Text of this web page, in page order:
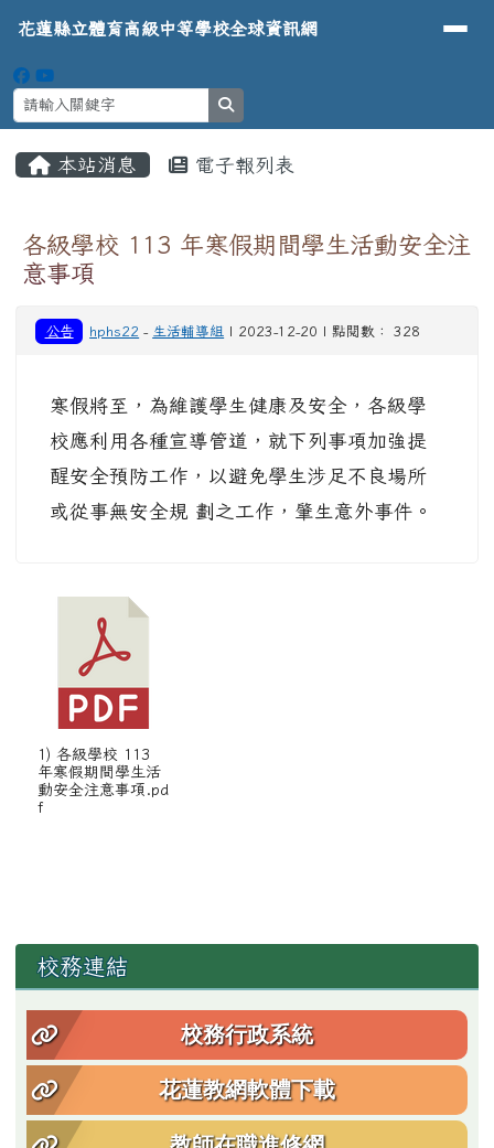
花蓮縣立體育高級中等學校全球資
導覽列
花蓮縣立體育高級中等學校全球資訊網
本站消息 電子報列表
各級學校 113 年寒假期間學生活動安全注
意事項
公告 hphs22 - 生活輔導組 | 2023-12-20 | 點閱數： 328
寒假將至，為維護學生健康及安全，各級學
校應利用各種宣導管道，就下列事項加強提
醒安全預防工作，以避免學生涉足不良場所
或從事無安全規 劃之工作，肇生意外事件。
1) 各級學校 113
年寒假期間學生活
動安全注意事項.pd
f
左邊區域內容
校務連結
校務行政系統
花蓮教網軟體下載